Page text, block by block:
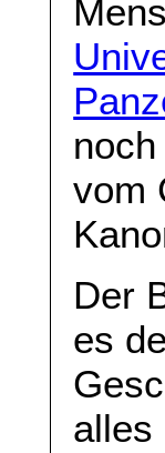
vom
Der
es
alles